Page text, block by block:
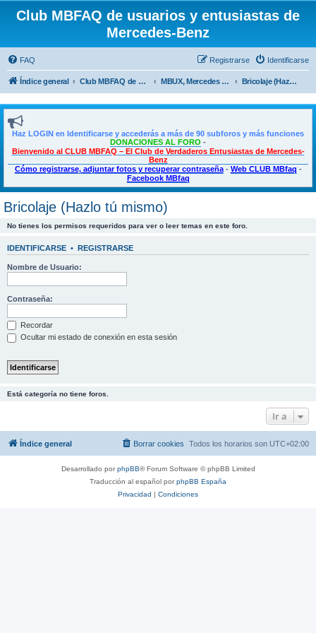
Club MBFAQ de usuarios y entusiastas de
Mercedes-Benz
FAQ Identificarse
Registrarse
Índice general Club MBFAQ de usuarios y entusiastas de Mercedes Benz MBUX, Mercedes Me, Multimedia, Taller y Bricolaje Bricolaje (Hazlo tú mismo)
Haz LOGIN en Identificarse y accederás a más de 90 subforos y más funciones
DONACIONES AL FORO -
Bienvenido al CLUB MBFAQ – El Club de Verdaderos Entusiastas de Mercedes-
Benz
Cómo registrarse, adjuntar fotos y recuperar contraseña- Web CLUB MBfaq -
Facebook MBfaq
Bricolaje (Hazlo tú mismo)
No tienes los permisos requeridos para ver o leer temas en este foro.
IDENTIFICARSE • REGISTRARSE
Nombre de Usuario:
Contraseña:
Recordar
Ocultar mi estado de conexión en esta sesión
Está categoría no tiene foros.
Ir a
Índice general Todos los horarios son UTC+02:00
Borrar cookies
Desarrollado porphpBB® Forum Software © phpBB Limited
Traducción al español porphpBB España
Privacidad | Condiciones